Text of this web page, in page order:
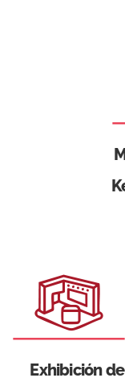
Exhibición de